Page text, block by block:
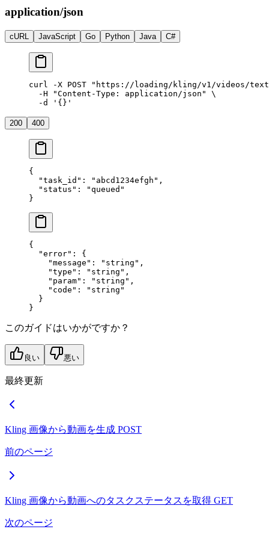
application/json
cURL JavaScript Go Python Java C#
curl -X POST "https://loading/kling/v1/videos/
  -H
"Content-Type: application/json"
\
  -d
'{}'
200 400
{
  "task_id"
: "abcd1234efgh" ,
  "status"
:
"queued"
}
{
  "error"
: {
    "message"
: "string" ,
    "type"
: "string" ,
    "param"
: "string" ,
    "code"
:
"string"
  }
}
このガイドはいかがですか？
良い 悪い
最終更新
Kling 画像から動画を生成 POST
前のページ
Kling 画像から動画へのタスクステータスを取得 GET
次のページ